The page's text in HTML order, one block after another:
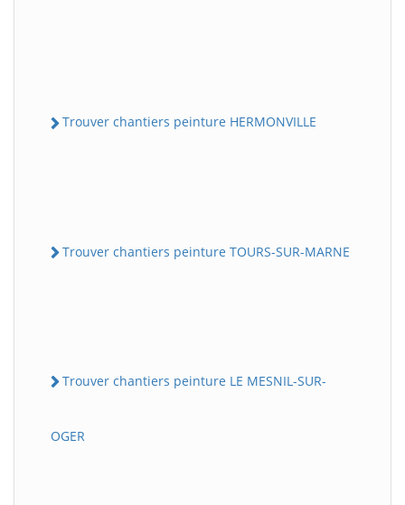
Trouver chantiers peinture HERMONVILLE
Trouver chantiers peinture TOURS-SUR-MARNE
Trouver chantiers peinture LE MESNIL-SUR-
OGER